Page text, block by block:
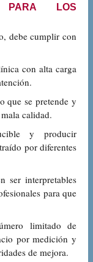
PARA LOS
debe cumplir con
con alta carga
que se pretende y
calidad.
y producir
por diferentes
ser interpretables
para que
limitado de
por medición y
de mejora.